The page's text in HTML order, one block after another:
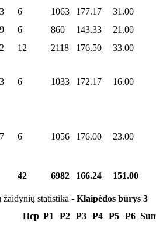
6 1063 177.17
31.00
6 860 143.33
21.00
12 2118 176.50 33.00
6 1033 172.17 16.00
6 1056 176.00 23.00
42 6982 166.24 151.00
statistika - Klaipėdos būrys 3
Hcp P1 P2 P3 P4 P5 P6